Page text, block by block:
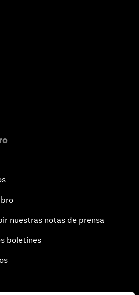
nuestras notas de prensa
boletines